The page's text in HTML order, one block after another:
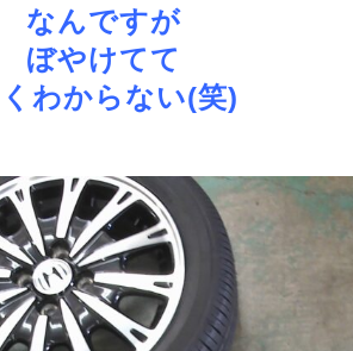
なんですが
ぼやけてて
わからない(笑)